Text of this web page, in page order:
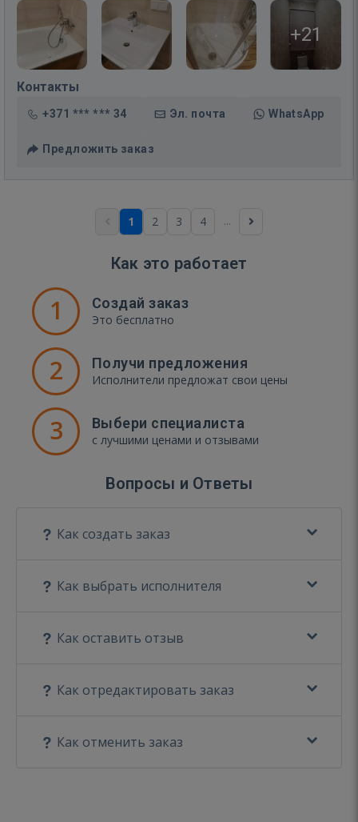
+21
Контакты
+371 *** *** 34 Эл. почта WhatsApp
Предложить заказ
1 2 3 4 ...
Как это работает
1 Создай заказ
Это бесплатно
2 Получи предложения
Исполнители предложат свои цены
3 Выбери специалиста
с лучшими ценами и отзывами
Вопросы и Ответы
Как создать заказ
Как выбрать исполнителя
Как оставить отзыв
Как отредактировать заказ
Как отменить заказ